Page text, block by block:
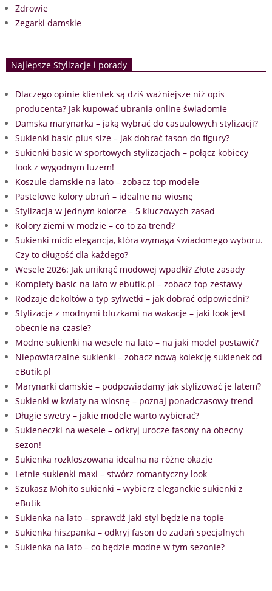
Zdrowie
Zegarki damskie
Najlepsze Stylizacje i porady
Dlaczego opinie klientek są dziś ważniejsze niż opis
producenta? Jak kupować ubrania online świadomie
Damska marynarka – jaką wybrać do casualowych stylizacji?
Sukienki basic plus size – jak dobrać fason do figury?
Sukienki basic w sportowych stylizacjach – połącz kobiecy
look z wygodnym luzem!
Koszule damskie na lato – zobacz top modele
Pastelowe kolory ubrań – idealne na wiosnę
Stylizacja w jednym kolorze – 5 kluczowych zasad
Kolory ziemi w modzie – co to za trend?
Sukienki midi: elegancja, która wymaga świadomego wyboru.
Czy to długość dla każdego?
Wesele 2026: Jak uniknąć modowej wpadki? Złote zasady
Komplety basic na lato w ebutik.pl – zobacz top zestawy
Rodzaje dekoltów a typ sylwetki – jak dobrać odpowiedni?
Stylizacje z modnymi bluzkami na wakacje – jaki look jest
obecnie na czasie?
Modne sukienki na wesele na lato – na jaki model postawić?
Niepowtarzalne sukienki – zobacz nową kolekcję sukienek od
eButik.pl
Marynarki damskie – podpowiadamy jak stylizować je latem?
Sukienki w kwiaty na wiosnę – poznaj ponadczasowy trend
Długie swetry – jakie modele warto wybierać?
Sukieneczki na wesele – odkryj urocze fasony na obecny
sezon!
Sukienka rozkloszowana idealna na różne okazje
Letnie sukienki maxi – stwórz romantyczny look
Szukasz Mohito sukienki – wybierz eleganckie sukienki z
eButik
Sukienka na lato – sprawdź jaki styl będzie na topie
Sukienka hiszpanka – odkryj fason do zadań specjalnych
Sukienka na lato – co będzie modne w tym sezonie?